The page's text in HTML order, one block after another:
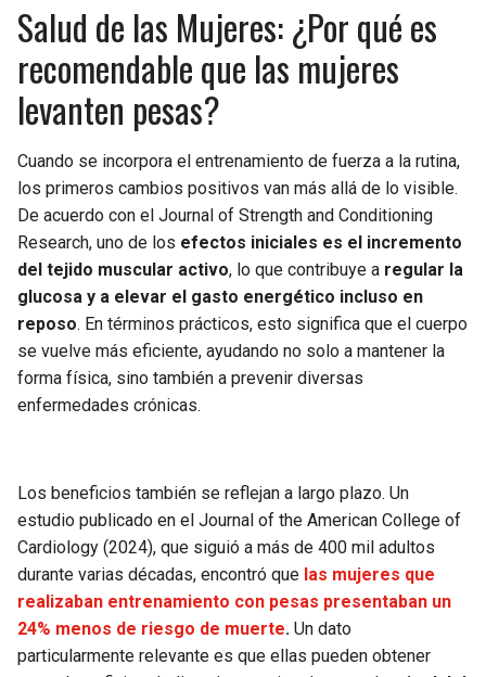
Salud de las Mujeres: ¿Por qué es
recomendable que las mujeres
levanten pesas?
Cuando se incorpora el entrenamiento de fuerza a la rutina,
los primeros cambios positivos van más allá de lo visible.
De acuerdo con el Journal of Strength and Conditioning
Research, uno de los efectos iniciales es el incremento
del tejido muscular activo, lo que contribuye a regular la
glucosa y a elevar el gasto energético incluso en
reposo. En términos prácticos, esto significa que el cuerpo
se vuelve más eficiente, ayudando no solo a mantener la
forma física, sino también a prevenir diversas
enfermedades crónicas.
Los beneficios también se reflejan a largo plazo. Un
estudio publicado en el Journal of the American College of
Cardiology (2024), que siguió a más de 400 mil adultos
durante varias décadas, encontró que las mujeres que
realizaban entrenamiento con pesas presentaban un
24% menos de riesgo de muerte. Un dato
particularmente relevante es que ellas pueden obtener